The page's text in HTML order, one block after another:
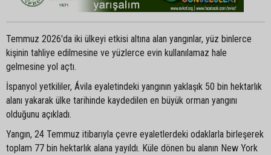
Temmuz 2026'da iki ülkeyi etkisi altına alan yangınlar, yüz binlerce
kişinin tahliye edilmesine ve yüzlerce evin kullanılamaz hale
gelmesine yol açtı.
İspanyol yetkililer, Ávila eyaletindeki yangının yaklaşık 50 bin hektarlık
alanı yakarak ülke tarihinde kaydedilen en büyük orman yangını
olduğunu açıkladı.
Yangın, 24 Temmuz itibarıyla çevre eyaletlerdeki odaklarla birleşerek
toplam 77 bin hektarlık alana yayıldı. Küle dönen bu alanın New York